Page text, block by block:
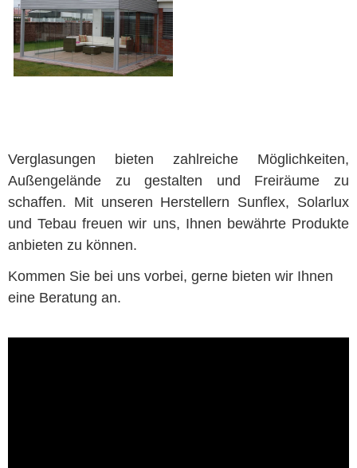
Verglasungen bieten zahlreiche Möglichkeiten,
Außengelände zu gestalten und Freiräume zu
schaffen. Mit unseren Herstellern Sunflex, Solarlux
und Tebau freuen wir uns, Ihnen bewährte Produkte
anbieten zu können.
Kommen Sie bei uns vorbei, gerne bieten wir Ihnen
eine Beratung an.